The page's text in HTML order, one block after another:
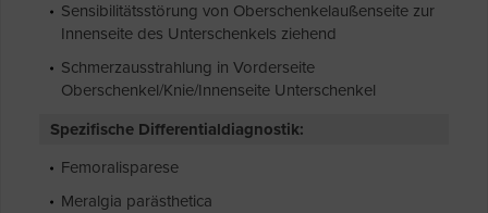
Sensibilitätsstörung von Oberschenkelaußenseite zur
Innenseite des Unterschenkels ziehend
Schmerzausstrahlung in Vorderseite
Oberschenkel/Knie/Innenseite Unterschenkel
Spezifische Differentialdiagnostik:
Femoralisparese
Meralgia parästhetica